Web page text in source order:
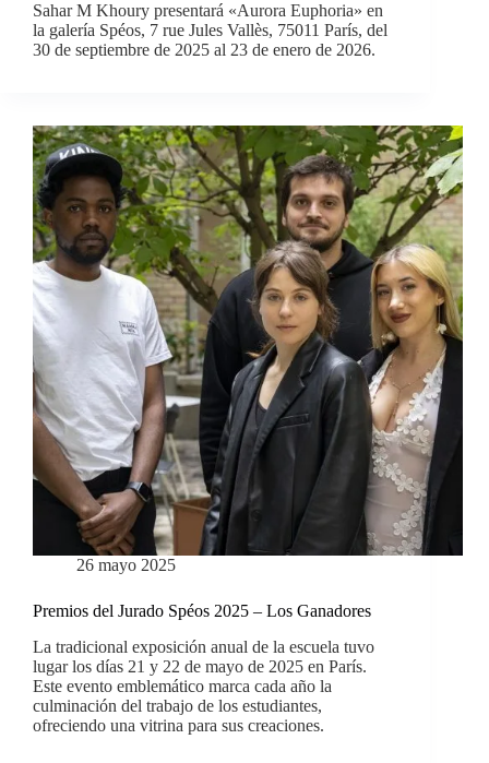
Sahar M Khoury presentará «Aurora Euphoria» en
la galería Spéos, 7 rue Jules Vallès, 75011 París, del
30 de septiembre de 2025 al 23 de enero de 2026.
26 mayo 2025
Premios del Jurado Spéos 2025 – Los Ganadores
La tradicional exposición anual de la escuela tuvo
lugar los días 21 y 22 de mayo de 2025 en París.
Este evento emblemático marca cada año la
culminación del trabajo de los estudiantes,
ofreciendo una vitrina para sus creaciones.